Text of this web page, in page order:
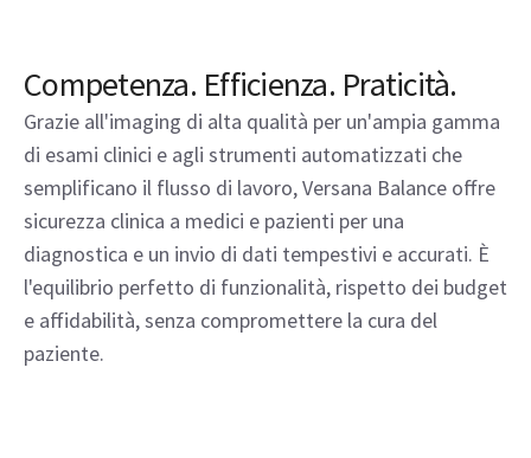
Competenza. Efficienza. Praticità.
Grazie all'imaging di alta qualità per un'ampia gamma
di esami clinici e agli strumenti automatizzati che
semplificano il flusso di lavoro, Versana Balance offre
sicurezza clinica a medici e pazienti per una
diagnostica e un invio di dati tempestivi e accurati. È
l'equilibrio perfetto di funzionalità, rispetto dei budget
e affidabilità, senza compromettere la cura del
paziente.